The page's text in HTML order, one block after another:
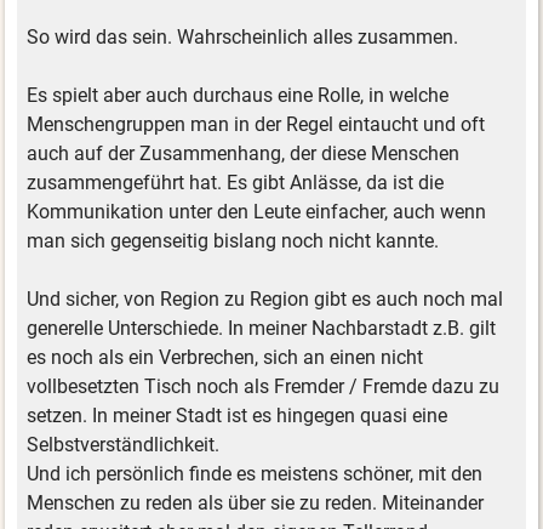
So wird das sein. Wahrscheinlich alles zusammen.
Es spielt aber auch durchaus eine Rolle, in welche
Menschengruppen man in der Regel eintaucht und oft
auch auf der Zusammenhang, der diese Menschen
zusammengeführt hat. Es gibt Anlässe, da ist die
Kommunikation unter den Leute einfacher, auch wenn
man sich gegenseitig bislang noch nicht kannte.
Und sicher, von Region zu Region gibt es auch noch mal
generelle Unterschiede. In meiner Nachbarstadt z.B. gilt
es noch als ein Verbrechen, sich an einen nicht
vollbesetzten Tisch noch als Fremder / Fremde dazu zu
setzen. In meiner Stadt ist es hingegen quasi eine
Selbstverständlichkeit.
Und ich persönlich finde es meistens schöner, mit den
Menschen zu reden als über sie zu reden. Miteinander